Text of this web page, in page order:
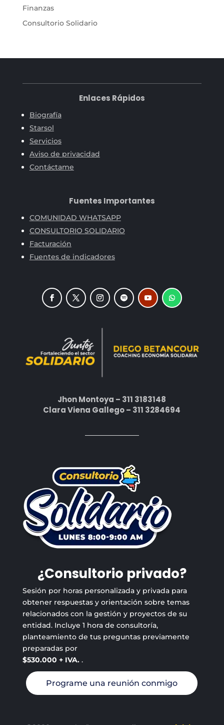
Finanzas
Consultorio Solidario
Enlaces Rápidos
Biografía
Starsol
Servicios
Aviso de privacidad
Contáctame
Fuentes Importantes
COMUNIDAD WHATSAPP
CONSULTORIO SOLIDARIO
Facturación
Fuentes de indicadores
Jhon Montoya – 311 3183148
Clara Viena Gallego – 311 3284694
¿Consultorio privado?
Sesión por horas personalizada y privada para
obtener respuestas y orientación sobre temas
relacionados con la gestión y proyectos de su
entidad. Incluye 1 hora de consultoría,
planteamiento de tus preguntas previamente
preparadas por
$530.000 + IVA. .
Programe una reunión conmigo